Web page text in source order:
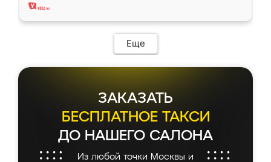
Еще
ЗАКАЗАТЬ
БЕСПЛАТНОЕ ТАКСИ
ДО НАШЕГО САЛОНА
Из любой точки Москвы и